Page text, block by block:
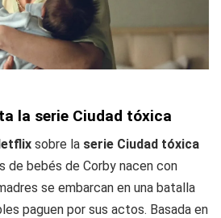
la serie Ciudad tóxica
sobre la serie Ciudad tóxica
de bebés de Corby nacen con
se embarcan en una batalla
paguen por sus actos. Basada en